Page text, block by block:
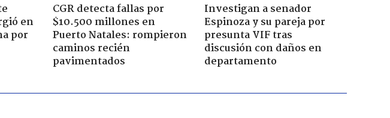
en
por
CGR detecta fallas por
$10.500 millones en
Puerto Natales: rompieron
caminos recién
pavimentados
Investigan a senador
Espinoza y su pareja por
presunta VIF tras
discusión con daños en
departamento